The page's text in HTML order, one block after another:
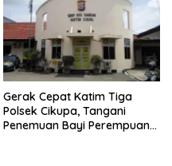
Gerak Cepat Katim Tiga
Polsek Cikupa, Tangani
Penemuan Bayi Perempuan